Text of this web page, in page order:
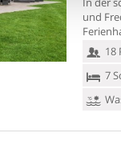
und
18
7